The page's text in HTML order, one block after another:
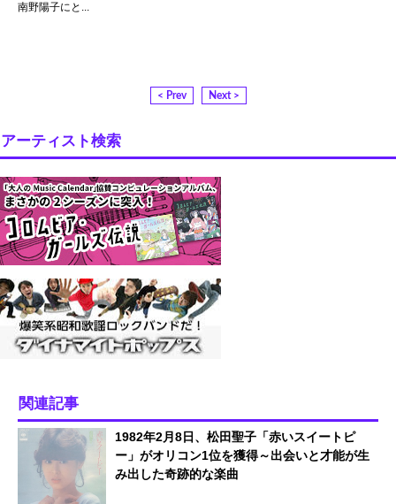
南野陽子にと...
< Prev Next >
アーティスト検索
関連記事
1982年2月8日、松田聖子「赤いスイートピ
ー」がオリコン1位を獲得～出会いと才能が生
み出した奇跡的な楽曲